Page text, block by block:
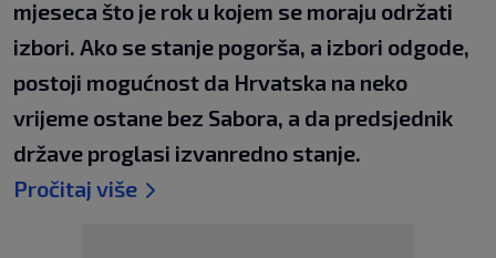
mjeseca što je rok u kojem se moraju održati
izbori. Ako se stanje pogorša, a izbori odgode,
postoji mogućnost da Hrvatska na neko
vrijeme ostane bez Sabora, a da predsjednik
države proglasi izvanredno stanje.
Pročitaj više